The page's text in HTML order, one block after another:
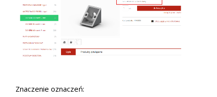
Znaczenie oznaczeń: